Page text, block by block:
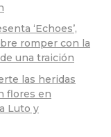
‘Echoes’,
romper con la
una traición
las heridas
flores en
Luto y